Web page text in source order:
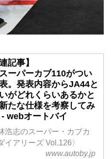
記事】
ーパーカブ110がつい
。発表内容からJA44と
がどれくらいあるかと
たな仕様を考察してみ
- webオートバイ
浩志のスーパー・カブカ
イアリーズ Vol.126〉
www.autoby.jp